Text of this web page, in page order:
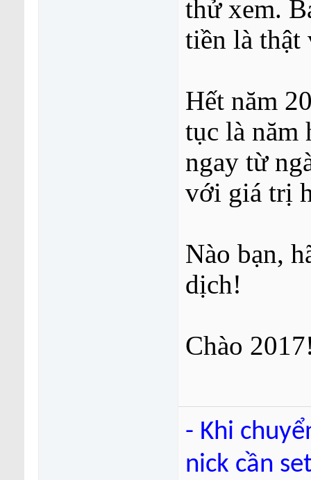
thử xem.
tiền là thật
Hết năm
tục là năm
ngay từ
với giá trị
Nào bạn,
dịch!
Chào
- Khi
nick cần